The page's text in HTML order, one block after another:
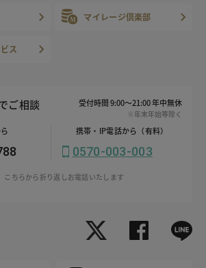
マイレージ倶楽部
ス
ご相談 受付時間 9:00～21:00 年中無休
※年末年始等除く
携帯・IP電話から（有料）
0570-003-003
ちらから折り返しお電話いたします